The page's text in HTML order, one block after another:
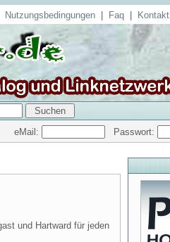
Nutzungsbedingungen Faq Kontakt
eMail: Passwort:
und Hartward für jeden